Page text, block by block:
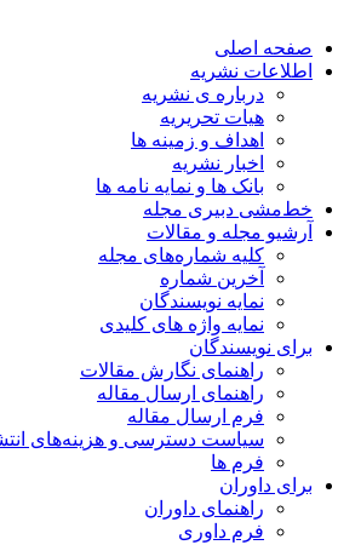
صفحه اصلی
اطلاعات نشریه
درباره ی نشریه
هیات تحریریه
اهداف و زمینه ها
اخبار نشریه
بانک ها و نمایه نامه ها
خط‌مشی دبیری مجله
آرشیو مجله و مقالات
کلیه شماره‌های مجله
آخرین شماره
نمایه نویسندگان
نمایه واژه های کلیدی
برای نویسندگان
راهنمای نگارش مقالات
راهنمای ارسال مقاله
فرم ارسال مقاله
سیاست دسترسی و هزینه‌های
فرم ها
برای داوران
راهنمای داوران
فرم داوری